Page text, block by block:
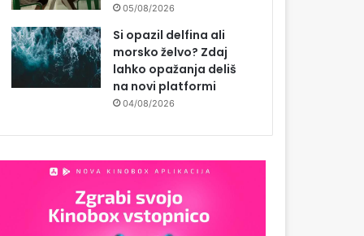
05/08/2026
Si opazil delfina ali
morsko želvo? Zdaj
lahko opažanja deliš
na novi platformi
04/08/2026